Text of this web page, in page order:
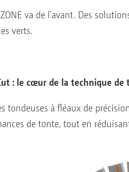
va de l'avant. Des
verts.
: le cœur de la technique de
à fléaux de
de tonte, tout en